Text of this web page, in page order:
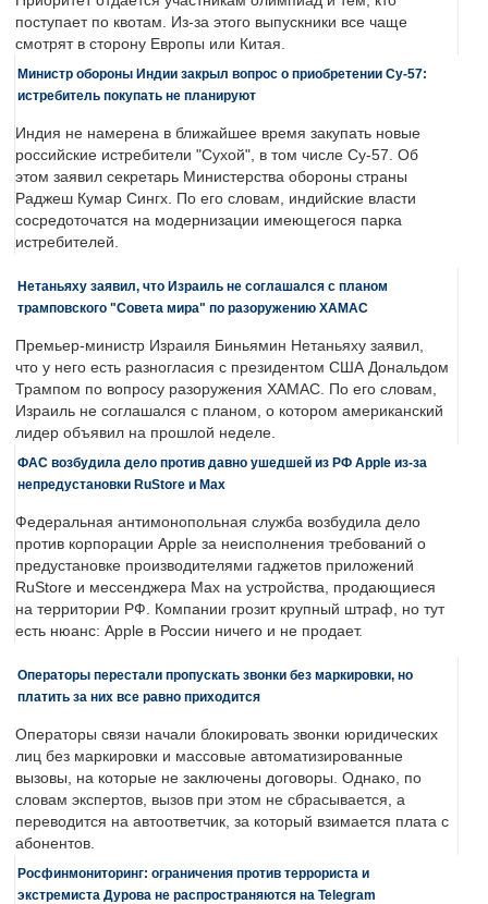
поступает по квотам. Из-за этого выпускники все чаще
смотрят в сторону Европы или Китая.
Министр обороны Индии закрыл вопрос о приобретении Су-57:
истребитель покупать не планируют
Индия не намерена в ближайшее время закупать новые
российские истребители "Сухой", в том числе Су-57. Об
этом заявил секретарь Министерства обороны страны
Раджеш Кумар Сингх. По его словам, индийские власти
сосредоточатся на модернизации имеющегося парка
истребителей.
Нетаньяху заявил, что Израиль не соглашался с планом
трамповского "Совета мира" по разоружению ХАМАС
Премьер-министр Израиля Биньямин Нетаньяху заявил,
что у него есть разногласия с президентом США Дональдом
Трампом по вопросу разоружения ХАМАС. По его словам,
Израиль не соглашался с планом, о котором американский
лидер объявил на прошлой неделе.
ФАС возбудила дело против давно ушедшей из РФ Apple из-за
непредустановки RuStore и Max
Федеральная антимонопольная служба возбудила дело
против корпорации Apple за неисполнения требований о
предустановке производителями гаджетов приложений
RuStore и мессенджера Max на устройства, продающиеся
на территории РФ. Компании грозит крупный штраф, но тут
есть нюанс: Apple в России ничего и не продает.
Операторы перестали пропускать звонки без маркировки, но
платить за них все равно приходится
Операторы связи начали блокировать звонки юридических
лиц без маркировки и массовые автоматизированные
вызовы, на которые не заключены договоры. Однако, по
словам экспертов, вызов при этом не сбрасывается, а
переводится на автоответчик, за который взимается плата с
абонентов.
Росфинмониторинг: ограничения против террориста и
экстремиста Дурова не распространяются на Telegram